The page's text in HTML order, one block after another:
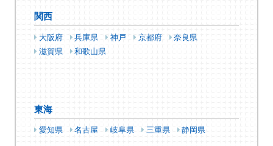
関西
大阪府 兵庫県 神戸 京都府
奈良県
滋賀県
和歌山県
東海
愛知県 名古屋 岐阜県 三重県 静岡県